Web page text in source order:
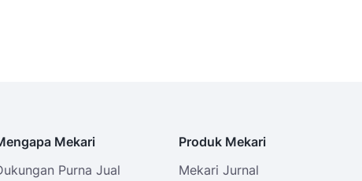
Mekari
Purna Jual
Produk Mekari
Mekari Jurnal